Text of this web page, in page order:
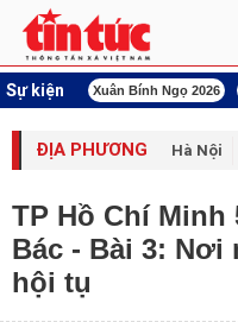
Sự kiện
Bính Ngọ 2026 Hội chợ Mùa
ĐỊA PHƯƠNG Hà Nội
TP Hồ Chí Minh
Bác - Bài 3:
hội tụ